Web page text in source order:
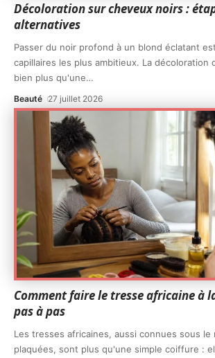
Décoloration sur cheveux noirs :
alternatives
Passer du noir profond à un blond éclatant
capillaires les plus ambitieux. La décoloration
bien plus qu'une…
Beauté 27 juillet 2026
Comment faire le tresse africaine à
pas à pas
Les tresses africaines, aussi connues sous le
plaquées, sont plus qu'une simple coiffure :